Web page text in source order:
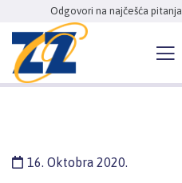
Odgovori na najčešća pitanja
16. Oktobra 2020.